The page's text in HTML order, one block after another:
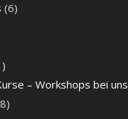
(6)
– Workshops bei uns